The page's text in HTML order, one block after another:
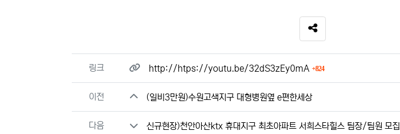
SNS 공유
관련자료
링크 http://htps://youtu.be/32dS3zEy0mA 824회 연결
이전 (일비3만원)수원고색지구 대형병원옆 e편한세상
다음 신규현장)천안아산ktx 휴대지구 최초아파트 서희스타힐스 팀장/팀원 모집